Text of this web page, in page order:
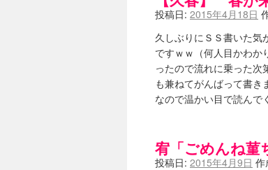
投稿日: 2015年4月18日
久しぶりにＳＳ書いた気
ですｗｗ（何人目かわか
ったので流れに乗った次
も兼ねてがんばって書き
なので温かい目で読んで
宥「ごめんね菫
投稿日: 2015年4月9日 作